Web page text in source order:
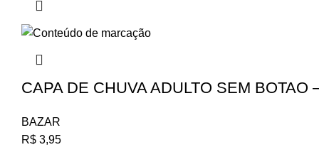
CAPA DE CHUVA ADULTO SEM BOTAO
BAZAR
R$ 3,95